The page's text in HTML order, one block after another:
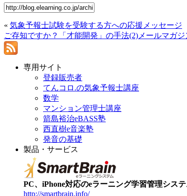
« 気象予報士試験を受験する方への応援メッセージ
ご存知ですか？「才能開発」の手法(2)メールマガ
専用サイト
登録販売者
てんコロ.の気象予報士講座
数学
マンション管理士講座
箭島裕治eBASS塾
西直樹e音楽塾
発音の基礎
製品・サービス
PC、iPhone対応のeラーニング学習管理シス
http://smartbrain.info/